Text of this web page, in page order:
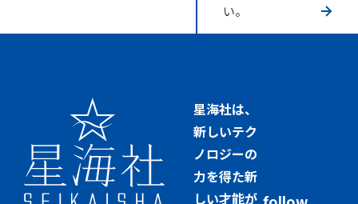
い。
星海社は、
新しいテク
ノロジーの
力を得た新
しい才能が